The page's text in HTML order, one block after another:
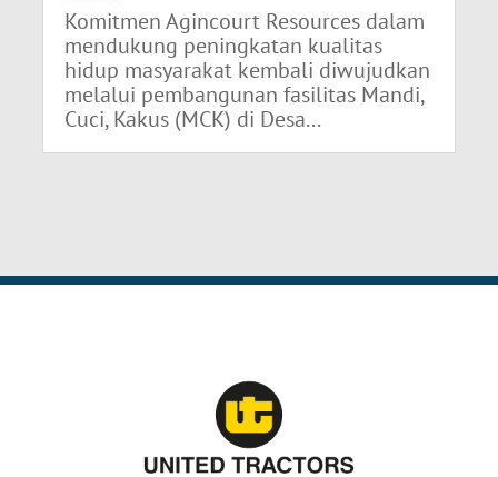
Komitmen Agincourt Resources dalam
mendukung peningkatan kualitas
hidup masyarakat kembali diwujudkan
melalui pembangunan fasilitas Mandi,
Cuci, Kakus (MCK) di Desa...